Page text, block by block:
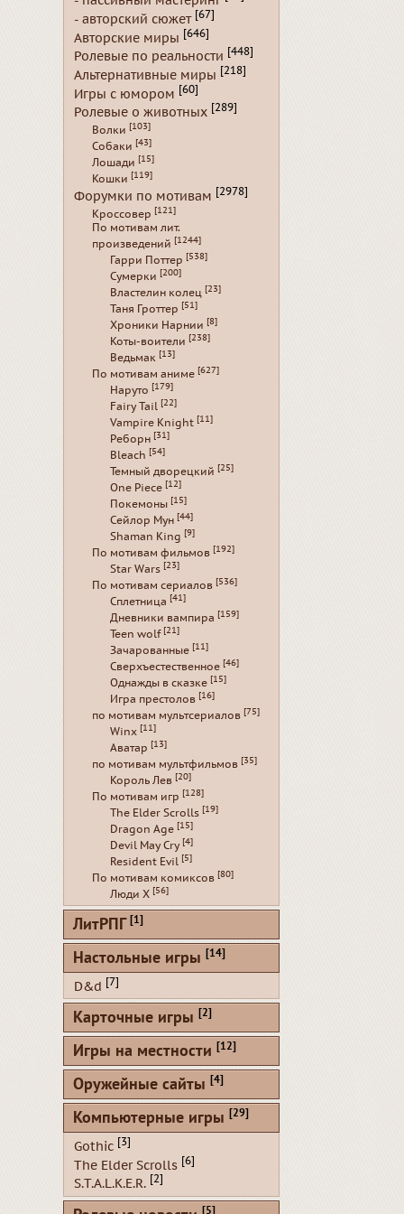
- авторский сюжет [67]
Авторские миры [646]
Ролевые по реальности [448]
Альтернативные миры [218]
Игры с юмором [60]
Ролевые о животных [289]
Волки [103]
Собаки [43]
Лошади [15]
Кошки [119]
Форумки по мотивам [2978]
Кроссовер [121]
По мотивам лит.
произведений [1244]
Гарри Поттер [538]
Сумерки [200]
Властелин колец [23]
Таня Гроттер [51]
Хроники Нарнии [8]
Коты-воители [238]
Ведьмак [13]
По мотивам аниме [627]
Наруто [179]
Fairy Tail [22]
Vampire Knight [11]
Реборн [31]
Bleach [54]
Темный дворецкий [25]
One Piece [12]
Покемоны [15]
Сейлор Мун [44]
Shaman King [9]
По мотивам фильмов [192]
Star Wars [23]
По мотивам сериалов [536]
Сплетница [41]
Дневники вампира [159]
Teen wolf [21]
Зачарованные [11]
Сверхъестественное [46]
Однажды в сказке [15]
Игра престолов [16]
по мотивам мультсериалов [75]
Winx [11]
Аватар [13]
по мотивам мультфильмов [35]
Король Лев [20]
По мотивам игр [128]
The Elder Scrolls [19]
Dragon Age [15]
Devil May Cry [4]
Resident Evil [5]
По мотивам комиксов [80]
Люди Х [56]
ЛитРПГ [1]
Настольные игры [14]
D&d [7]
Карточные игры [2]
Игры на местности [12]
Оружейные сайты [4]
Компьютерные игры [29]
Gothic [3]
The Elder Scrolls [6]
S.T.A.L.K.E.R. [2]